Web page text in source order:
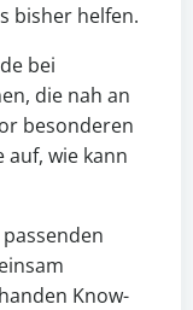
bisher helfen.
bei
die nah an
besonderen
auf, wie kann
Know-